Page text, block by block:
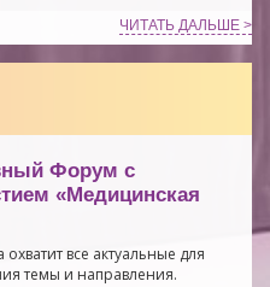
ЧИТАТЬ ДАЛЬШЕ >
Форум с
«Медицинская
все актуальные для
темы и направления.